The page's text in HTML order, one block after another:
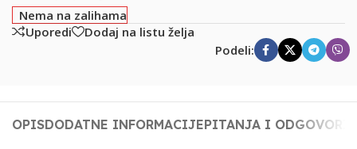
Nema na zalihama
Uporedi
Dodaj na listu želja
Podeli:
OPISDODATNE INFORMACIJEPITANJA I ODGOVORI